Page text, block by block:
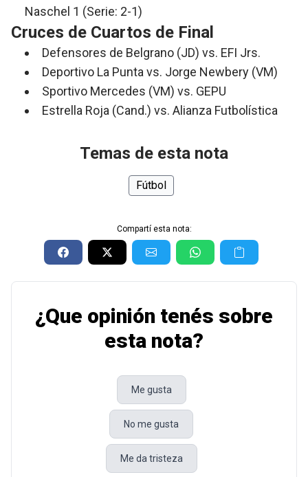
Naschel 1 (Serie: 2-1)
Cruces de Cuartos de Final
Defensores de Belgrano (JD) vs. EFI Jrs.
Deportivo La Punta vs. Jorge Newbery (VM)
Sportivo Mercedes (VM) vs. GEPU
Estrella Roja (Cand.) vs. Alianza Futbolística
Temas de esta nota
Fútbol
Compartí esta nota:
¿Que opinión tenés sobre
esta nota?
Me gusta
No me gusta
Me da tristeza